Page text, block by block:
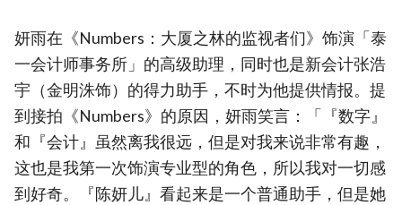
妍雨在《Numbers：大厦之林的监视者们》饰演「泰
一会计师事务所」的高级助理，同时也是新会计张浩
宇（金明洙饰）的得力助手，不时为他提供情报。提
到接拍《Numbers》的原因，妍雨笑言：「『数字』
和『会计』虽然离我很远，但是对我来说非常有趣，
这也是我第一次饰演专业型的角色，所以我对一切感
到好奇。『陈妍儿』看起来是一个普通助手，但是她